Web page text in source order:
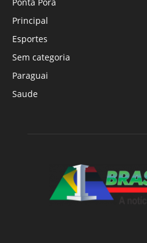
Principal
Esportes
Sem categoria
Paraguai
Saude